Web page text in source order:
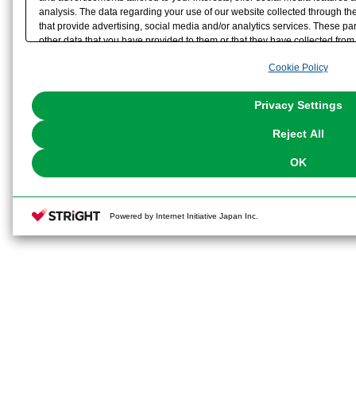
analysis. The data regarding your use of our website collected through
that provide advertising, social media and/or analytics services. These
other data that you have provided to them or that they have collected
the use of all Cookies except for Strictly Necessary Cookies, please
You can change your consent or rejection settings at any time via
Cookie Policy
Privacy Settings
Reject All
OK
Powered by Internet Initiative Japan Inc.